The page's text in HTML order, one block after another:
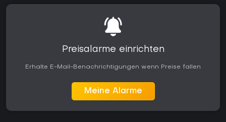
Preisalarme einrichten
Erhalte E-Mail-Benachrichtigungen wenn Preise fallen
Meine Alarme